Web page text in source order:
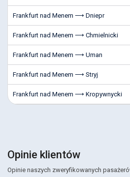
Frankfurt nad Menem ⟶ Dniepr
Frankfurt nad Menem ⟶ Chmielnicki
Frankfurt nad Menem ⟶ Uman
Frankfurt nad Menem ⟶ Stryj
Frankfurt nad Menem ⟶ Kropywnycki
Opinie klientów
Opinie naszych zweryfikowanych